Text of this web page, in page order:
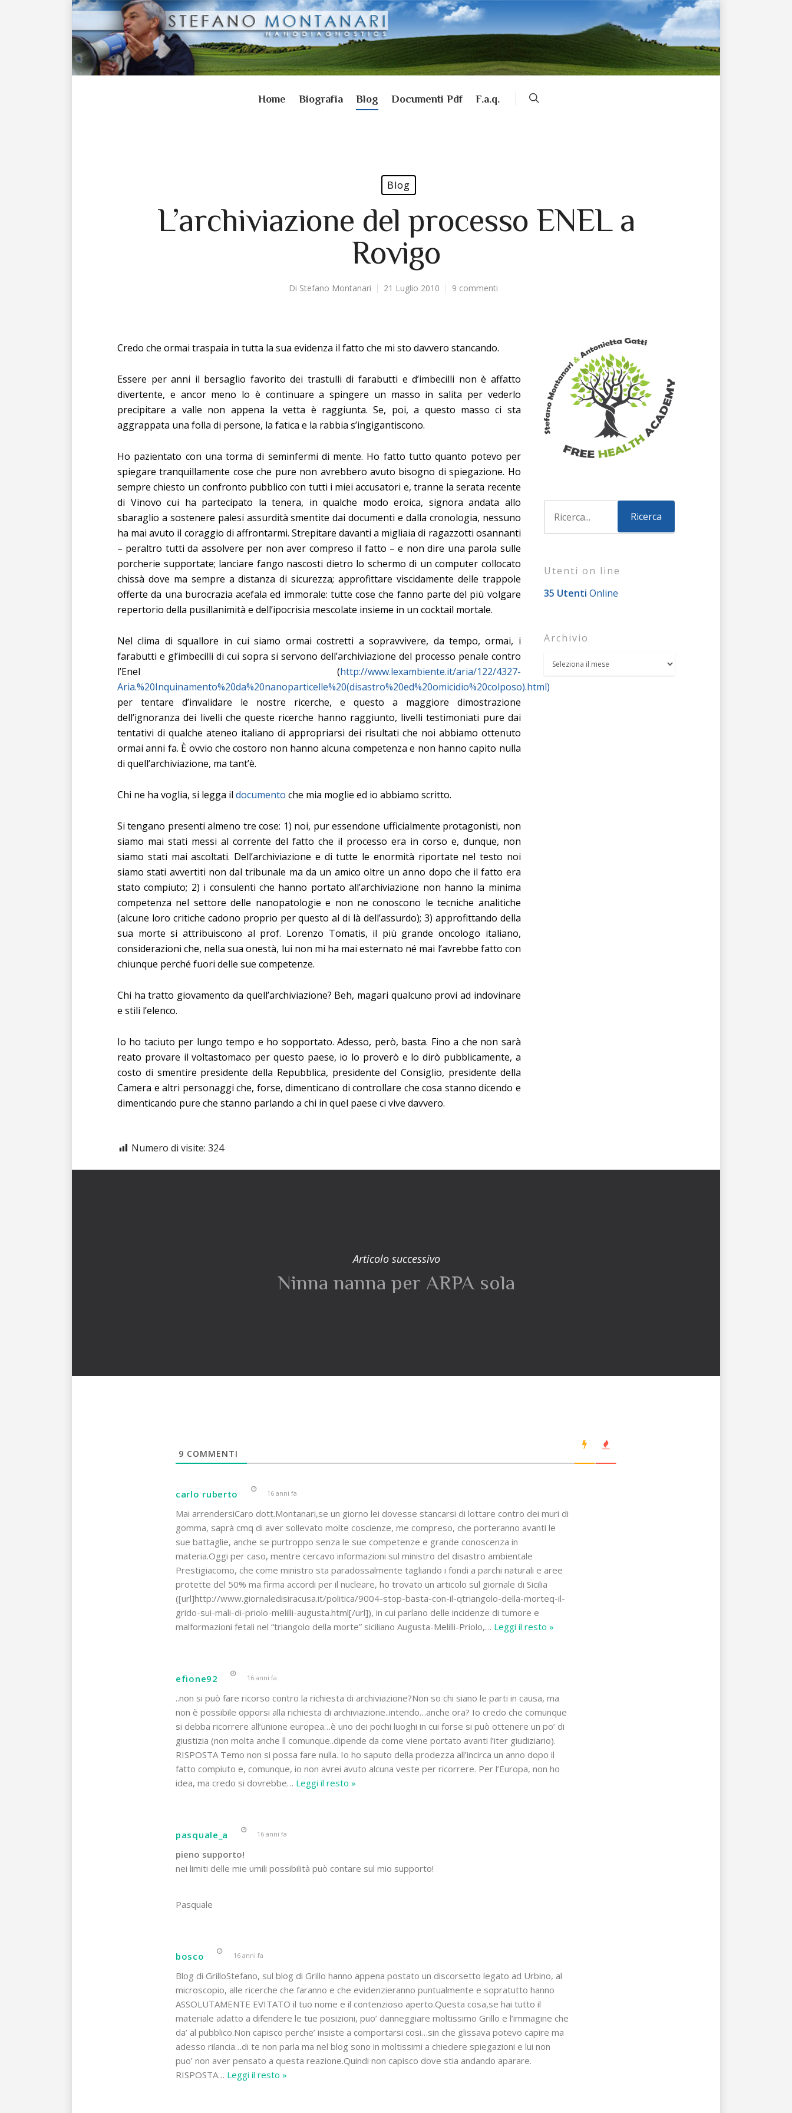
Home Biografia Blog Documenti Pdf F.a.q.
Blog
L’archiviazione del processo ENEL a
Rovigo
Di Stefano Montanari 21 Luglio 2010 9 commenti
Credo che ormai traspaia in tutta la sua evidenza il fatto che mi sto davvero stancando.
Essere per anni il bersaglio favorito dei trastulli di farabutti e d’imbecilli non è affatto
divertente, e ancor meno lo è continuare a spingere un masso in salita per vederlo
precipitare a valle non appena la vetta è raggiunta. Se, poi, a questo masso ci sta
aggrappata una folla di persone, la fatica e la rabbia s’ingigantiscono.
Ho pazientato con una torma di seminfermi di mente. Ho fatto tutto quanto potevo per
spiegare tranquillamente cose che pure non avrebbero avuto bisogno di spiegazione. Ho
sempre chiesto un confronto pubblico con tutti i miei accusatori e, tranne la serata recente
di Vinovo cui ha partecipato la tenera, in qualche modo eroica, signora andata allo
sbaraglio a sostenere palesi assurdità smentite dai documenti e dalla cronologia, nessuno
ha mai avuto il coraggio di affrontarmi. Strepitare davanti a migliaia di ragazzotti osannanti
– peraltro tutti da assolvere per non aver compreso il fatto – e non dire una parola sulle
porcherie supportate; lanciare fango nascosti dietro lo schermo di un computer collocato
chissà dove ma sempre a distanza di sicurezza; approfittare viscidamente delle trappole
offerte da una burocrazia acefala ed immorale: tutte cose che fanno parte del più volgare
repertorio della pusillanimità e dell’ipocrisia mescolate insieme in un cocktail mortale.
Nel clima di squallore in cui siamo ormai costretti a sopravvivere, da tempo, ormai, i
farabutti e gl’imbecilli di cui sopra si servono dell’archiviazione del processo penale contro
l’Enel (http://www.lexambiente.it/aria/122/4327-
Aria.%20Inquinamento%20da%20nanoparticelle%20(disastro%20ed%20omicidio%20colposo).html)
per tentare d’invalidare le nostre ricerche, e questo a maggiore dimostrazione
dell’ignoranza dei livelli che queste ricerche hanno raggiunto, livelli testimoniati pure dai
tentativi di qualche ateneo italiano di appropriarsi dei risultati che noi abbiamo ottenuto
ormai anni fa. È ovvio che costoro non hanno alcuna competenza e non hanno capito nulla
di quell’archiviazione, ma tant’è.
Chi ne ha voglia, si legga il documento che mia moglie ed io abbiamo scritto.
Si tengano presenti almeno tre cose: 1) noi, pur essendone ufficialmente protagonisti, non
siamo mai stati messi al corrente del fatto che il processo era in corso e, dunque, non
siamo stati mai ascoltati. Dell’archiviazione e di tutte le enormità riportate nel testo noi
siamo stati avvertiti non dal tribunale ma da un amico oltre un anno dopo che il fatto era
stato compiuto; 2) i consulenti che hanno portato all’archiviazione non hanno la minima
competenza nel settore delle nanopatologie e non ne conoscono le tecniche analitiche
(alcune loro critiche cadono proprio per questo al di là dell’assurdo); 3) approfittando della
sua morte si attribuiscono al prof. Lorenzo Tomatis, il più grande oncologo italiano,
considerazioni che, nella sua onestà, lui non mi ha mai esternato né mai l’avrebbe fatto con
chiunque perché fuori delle sue competenze.
Chi ha tratto giovamento da quell’archiviazione? Beh, magari qualcuno provi ad indovinare
e stili l’elenco.
Io ho taciuto per lungo tempo e ho sopportato. Adesso, però, basta. Fino a che non sarà
reato provare il voltastomaco per questo paese, io lo proverò e lo dirò pubblicamente, a
costo di smentire presidente della Repubblica, presidente del Consiglio, presidente della
Camera e altri personaggi che, forse, dimenticano di controllare che cosa stanno dicendo e
dimenticando pure che stanno parlando a chi in quel paese ci vive davvero.
Numero di visite: 324
Utenti on line
35 Utenti Online
Archivio
Articolo successivo
Ninna nanna per ARPA sola
9 COMMENTI
carlo ruberto 16 anni fa
Mai arrendersiCaro dott.Montanari,se un giorno lei dovesse stancarsi di lottare contro dei muri di
gomma, saprà cmq di aver sollevato molte coscienze, me compreso, che porteranno avanti le
sue battaglie, anche se purtroppo senza le sue competenze e grande conoscenza in
materia.Oggi per caso, mentre cercavo informazioni sul ministro del disastro ambientale
Prestigiacomo, che come ministro sta paradossalmente tagliando i fondi a parchi naturali e aree
protette del 50% ma firma accordi per il nucleare, ho trovato un articolo sul giornale di Sicilia
([url]http://www.giornaledisiracusa.it/politica/9004-stop-basta-con-il-qtriangolo-della-morteq-il-
grido-sui-mali-di-priolo-melilli-augusta.html[/url]), in cui parlano delle incidenze di tumore e
malformazioni fetali nel “triangolo della morte” siciliano Augusta-Melilli-Priolo,… Leggi il resto »
efione92 16 anni fa
..non si può fare ricorso contro la richiesta di archiviazione?Non so chi siano le parti in causa, ma
non è possibile opporsi alla richiesta di archiviazione..intendo…anche ora? Io credo che comunque
si debba ricorrere all’unione europea…è uno dei pochi luoghi in cui forse si può ottenere un po’ di
giustizia (non molta anche lì comunque..dipende da come viene portato avanti l’iter giudiziario).
RISPOSTA Temo non si possa fare nulla. Io ho saputo della prodezza all’incirca un anno dopo il
fatto compiuto e, comunque, io non avrei avuto alcuna veste per ricorrere. Per l’Europa, non ho
idea, ma credo si dovrebbe… Leggi il resto »
pasquale_a 16 anni fa
pieno supporto!
nei limiti delle mie umili possibilità può contare sul mio supporto!
Pasquale
bosco 16 anni fa
Blog di GrilloStefano, sul blog di Grillo hanno appena postato un discorsetto legato ad Urbino, al
microscopio, alle ricerche che faranno e che evidenzieranno puntualmente e sopratutto hanno
ASSOLUTAMENTE EVITATO il tuo nome e il contenzioso aperto.Questa cosa,se hai tutto il
materiale adatto a difendere le tue posizioni, puo’ danneggiare moltissimo Grillo e l’immagine che
da’ al pubblico.Non capisco perche’ insiste a comportarsi cosi…sin che glissava potevo capire ma
adesso rilancia…di te non parla ma nel blog sono in moltissimi a chiedere spiegazioni e lui non
puo’ non aver pensato a questa reazione.Quindi non capisco dove stia andando aparare.
RISPOSTA… Leggi il resto »